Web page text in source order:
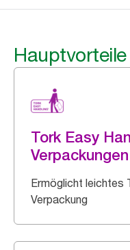
Hauptvorteile
Tork Easy
Verpackungen
Ermöglicht leichtes
Verpackung